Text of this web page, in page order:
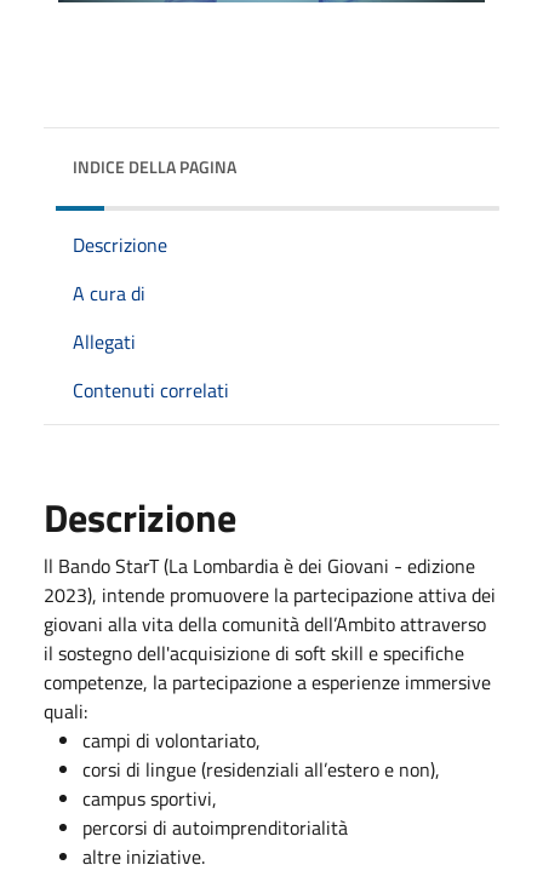
INDICE DELLA PAGINA
Descrizione
A cura di
Allegati
Contenuti correlati
Descrizione
ll Bando StarT (La Lombardia è dei Giovani - edizione
2023), intende promuovere la partecipazione attiva dei
giovani alla vita della comunità dell’Ambito attraverso
il sostegno dell'acquisizione di soft skill e specifiche
competenze, la partecipazione a esperienze immersive
quali:
campi di volontariato,
corsi di lingue (residenziali all’estero e non),
campus sportivi,
percorsi di autoimprenditorialità
altre iniziative.